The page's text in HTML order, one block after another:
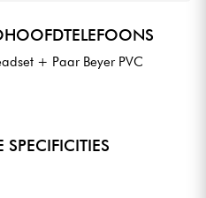
+ Paar Beyer PVC
SPECIFICITIES